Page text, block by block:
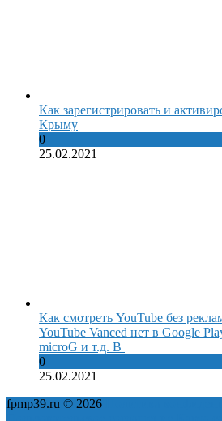
Как зарегистрировать и
Крыму
0
25.02.2021
Как смотреть YouTube без
YouTube Vanced нет в Google
microG и т.д. В
0
25.02.2021
fpmp39.ru © 2026